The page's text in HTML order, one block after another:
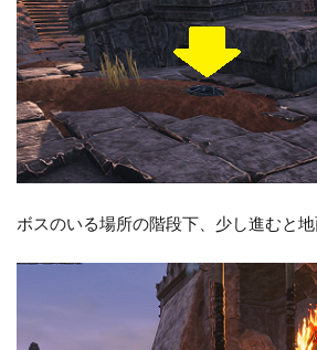
ボスのいる場所の階段下、少し進むと地